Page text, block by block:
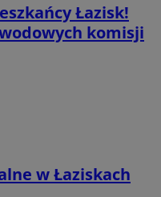
Łazisk!
komisji
w Łaziskach